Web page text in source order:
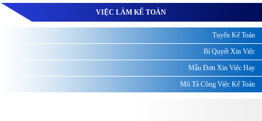
VIỆC LÀM KẾ TOÁN
Tuyển Kế Toán
Bí Quyết Xin Việc
Mẫu Đơn Xin Việc Hay
Mô Tả Công Việc Kế Toán